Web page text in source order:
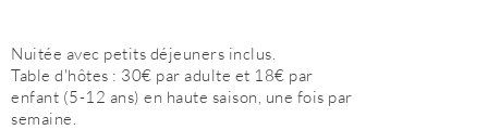
Nuitée avec petits déjeuners inclus.
Table d'hôtes : 30€ par adulte et 18€ par
enfant (5-12 ans) en haute saison, une fois par
semaine.